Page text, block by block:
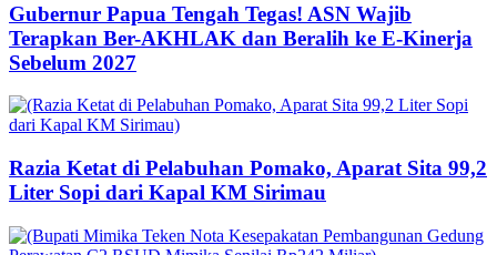
Gubernur Papua Tengah Tegas! ASN Wajib
Terapkan Ber-AKHLAK dan Beralih ke E-Kinerja
Sebelum 2027
Razia Ketat di Pelabuhan Pomako, Aparat Sita 99,2
Liter Sopi dari Kapal KM Sirimau